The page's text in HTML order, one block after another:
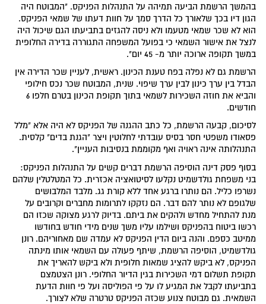
בהמשך הרשמת הביעה תמיהה על התנהלות הפניקס. "המבוטח היה
הגון דיו בכך שלאורך כל הדרך סמך על חוות דעתו של שמאי הפניקס.
הוא לא שכר שמאי מטעמו ולא ניסה להגזים בתביעתו הגם שיכול היה
לנצל את אישור השמאי כי בפועל המשפחה התגוררה בדירה החלופית
במשך תקופה ארוכה יותר מ- 45 יום".
הרשמת גם לא נפלה בפח טענת הכינון. ראשית, לעניין שכר הדירה אין
הבדל בין ערך כינון לבין ערך שיפוי. שנית, המבוטח שכר נכס חילופי
והביא את חוזה השכירות לשמאי בתוך תקופת הכינון בטרם חלפו 6
חודשים.
לסיכום, קבעה הרשמת, כל כתב ההגנה של הפניקס לא היה אלא "מלל
פסאודו משפטי חסר בסיס עובדתי לחלוטין ויצר "הגנת בדים" קלסית.
התנהלותה אינה ראויה ואף מקוממת בנסיבות העניין".
בסוף פסק דינה הוסיפה הרשמת דברים קשים על התנהלות הפניקס:
בני משפחת גולדשמיט נקלעו לסיטואציה אכזרית. כל המטלטלין שלהם
נשרפו כליל. הם נותרו ברגע אחד ללא קורת גג. מלבד המלבושים
שלגופם לא נותר להם דבר. הם נזקקו לתרומות מחברים וקרובים על
מנת להתחיל מחדש ולהקים את ביתם. בדיוק לרגע מצוקה שכזו הם
רכשו ביטוח בהפניקס ושילמו עליו משך שנים מידי חודש בחודשו
ממיטב כספם. והנה ביום הדין הפניקס לא עמדה שם מאחוריהם. רונן
גולדשמיט, הוסיפה הרשמת, שיתף פעולה עם השמאי אותו מינתה
הפניקס, לא ביקש להציג שמאות חלופית ולא ביקש להאריך את
תקופת תשלום דמי השכירות בגין הדיור החלופי. רונן הצטמצם
בתביעתו לקבל את המגיע לו על פי הפוליסה ועל פי חוות הדעת
השמאית. גם מבוטח צנוע שכזה הפניקס טרטרה שלא לצורך.